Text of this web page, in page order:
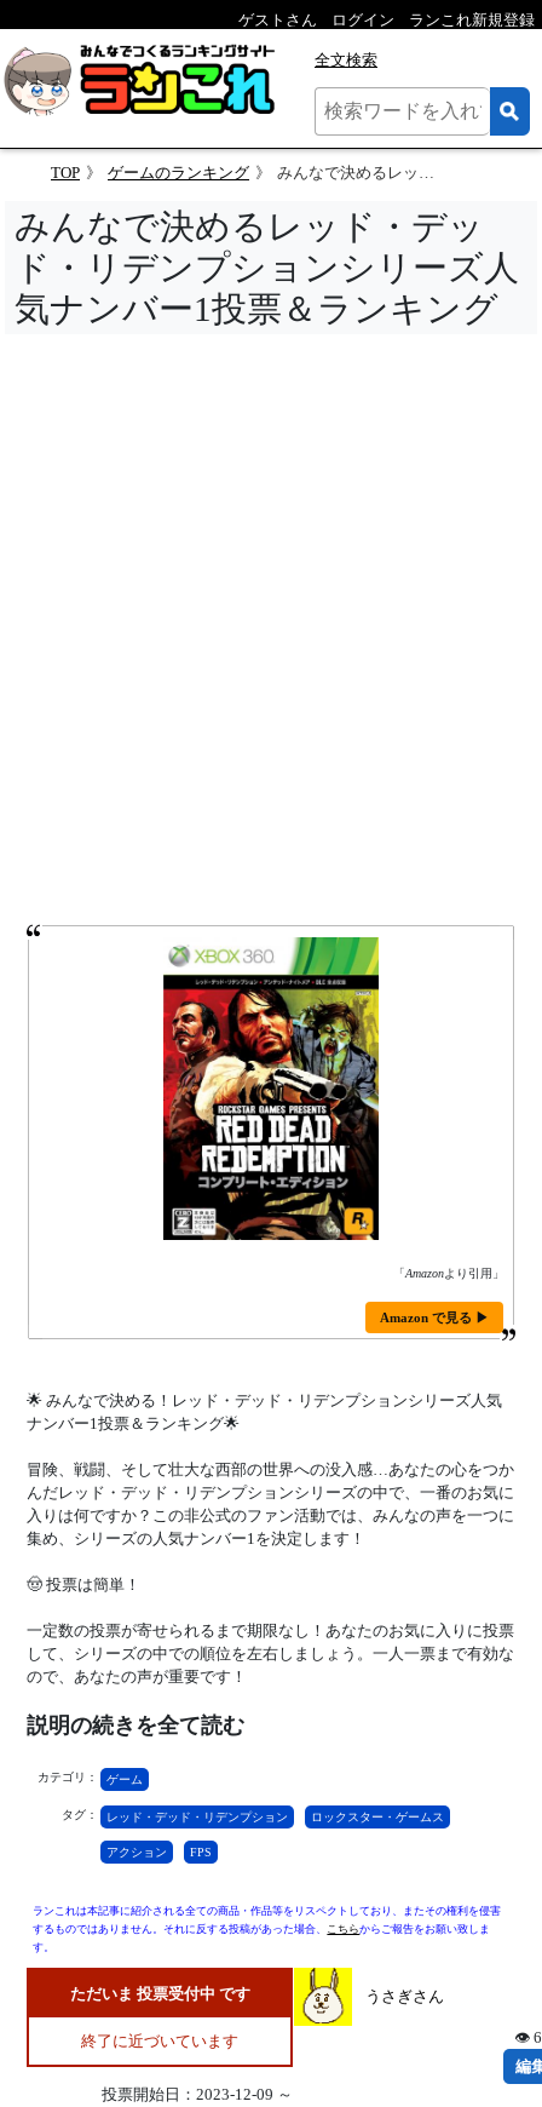
ゲストさん ログイン ランこれ新規登録
全文検索
TOP ゲームのランキング みんなで決めるレッド・デッド・リデンプションシリーズ人気ナンバー1投票＆ランキング
みんなで決めるレッド・デッ
ド・リデンプションシリーズ人
気ナンバー1投票＆ランキング
「Amazonより引用」
Amazon で見る ▶
🌟 みんなで決める！レッド・デッド・リデンプションシリーズ人気
ナンバー1投票＆ランキング🌟
冒険、戦闘、そして壮大な西部の世界への没入感…あなたの心をつか
んだレッド・デッド・リデンプションシリーズの中で、一番のお気に
入りは何ですか？この非公式のファン活動では、みんなの声を一つに
集め、シリーズの人気ナンバー1を決定します！
🤠 投票は簡単！
一定数の投票が寄せられるまで期限なし！あなたのお気に入りに投票
して、シリーズの中での順位を左右しましょう。一人一票まで有効な
ので、あなたの声が重要です！
説明の続きを全て読む
カテゴリ： ゲーム
タグ： レッド・デッド・リデンプション ロックスター・ゲームス
アクション FPS
ランこれは本記事に紹介される全ての商品・作品等をリスペクトしており、またその権利を侵害
するものではありません。それに反する投稿があった場合、 こちらからご報告をお願い致しま
す。
ただいま 投票受付中 です
終了に近づいています
投票開始日：2023-12-09 ～
うさぎさん
👁
編